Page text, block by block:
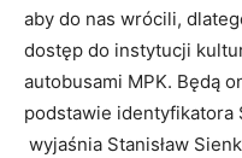
aby do nas wrócili,
dostęp do instytucji
autobusami MPK. Będą
podstawie identyfikatora
wyjaśnia Stanisław